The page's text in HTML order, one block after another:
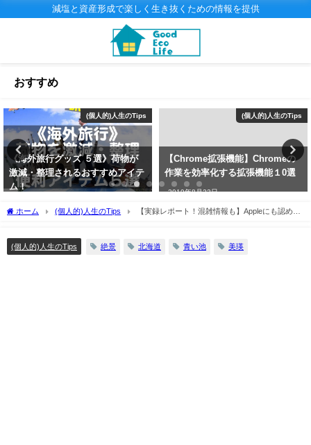
減塩と資産形成で楽しく生き抜くための情報を提供
おすすめ
(個人的)人生のTips
《海外旅行グッズ ５選》荷物が
激減・整理されるおすすめアイテ
ム！
(個人的)人生のTips
【Chrome拡張機能】Chromeの
作業を効率化する拡張機能１0選
2019年8月22日
ホーム (個人的)人生のTips
【実録レポート！混雑情報も】Appleにも認めら
(個人的)人生のTips 絶景 北海道 青い池 美瑛